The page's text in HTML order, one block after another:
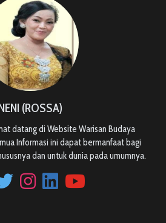
(ROSSA)
datang di Website Warisan Budaya
Informasi ini dapat bermanfaat bagi
dan untuk dunia pada umumnya.